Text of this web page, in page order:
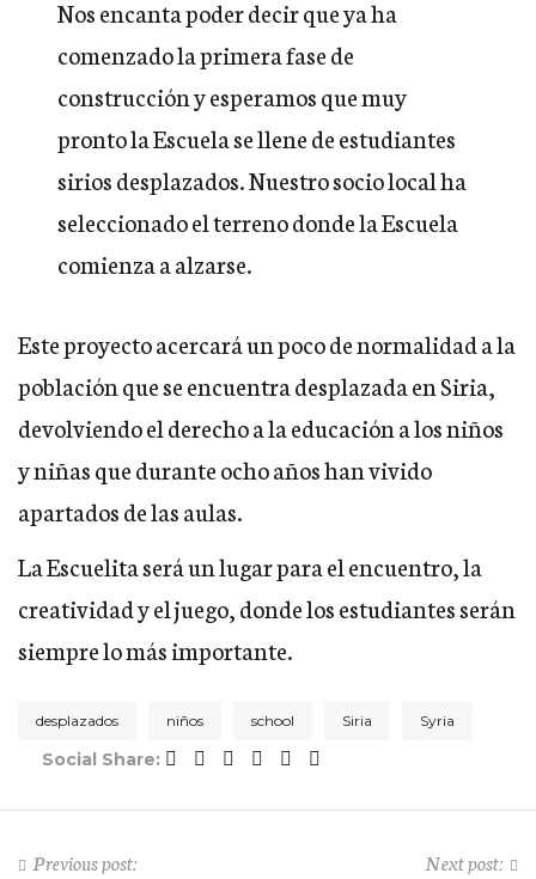
Nos encanta poder decir que ya ha
comenzado la primera fase de
construcción y esperamos que muy
pronto la Escuela se llene de estudiantes
sirios desplazados. Nuestro socio local ha
seleccionado el terreno donde la Escuela
comienza a alzarse.
Este proyecto acercará un poco de normalidad a la
población que se encuentra desplazada en Siria,
devolviendo el derecho a la educación a los niños
y niñas que durante ocho años han vivido
apartados de las aulas.
La Escuelita será un lugar para el encuentro, la
creatividad y el juego, donde los estudiantes serán
siempre lo más importante.
desplazados niños school Siria Syria
Social Share:
Previous post: Next post: